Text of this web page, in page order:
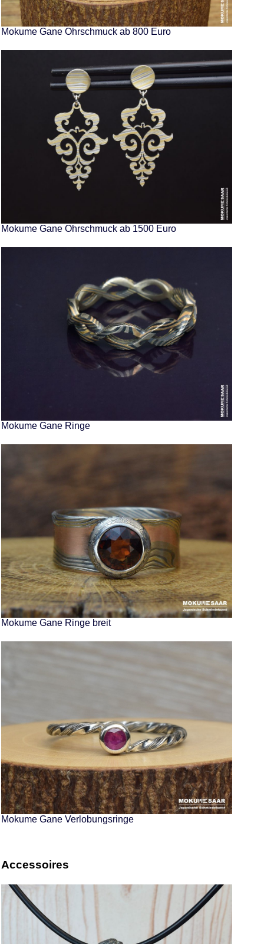
Mokume Gane Ohrschmuck ab 800 Euro
Mokume Gane Ohrschmuck ab 1500 Euro
Mokume Gane Ringe
Mokume Gane Ringe breit
Mokume Gane Verlobungsringe
Accessoires